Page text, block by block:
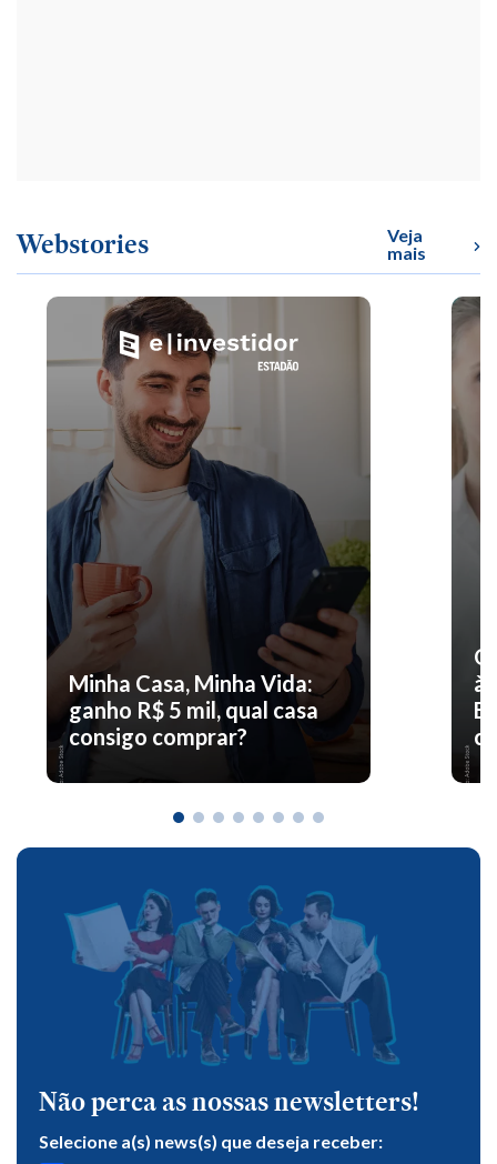
Webstories
Veja
mais
Minha Casa, Minha Vida:
ganho R$ 5 mil, qual casa
consigo comprar?
O
à
Não perca as nossas newsletters!
Selecione a(s) news(s) que deseja receber: